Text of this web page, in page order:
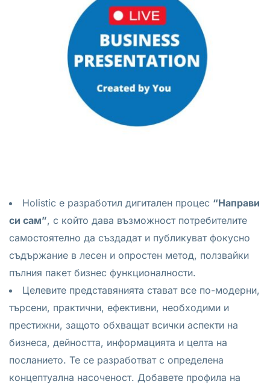
Holistic e разработил дигитален процес “Направи
си сам”, с който дава възможност потребителите
самостоятелно да създадат и публикуват фокусно
съдържание в лесен и опростен метод, ползвайки
пълния пакет бизнес функционалности.
Целевите представянията стават все по-модерни,
търсени, практични, ефективни, необходими и
престижни, защото обхващат всички аспекти на
бизнеса, дейността, информацията и целта на
посланието. Те се разработват с определена
концептуална насоченост. Добавете профила на